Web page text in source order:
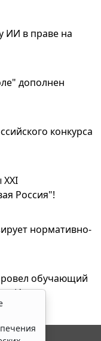
ИИ в праве на
дополнен
конкурса
Россия"!
нормативно-
обучающий
Искра